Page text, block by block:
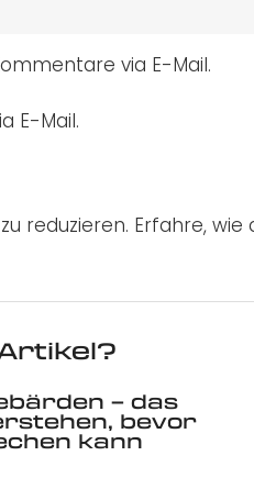
via E-Mail.
E-Mail.
reduzieren. Erfahre,
– das
bevor
kann